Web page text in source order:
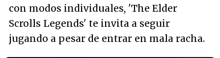
con modos individuales, 'The Elder
Scrolls Legends' te invita a seguir
jugando a pesar de entrar en mala racha.